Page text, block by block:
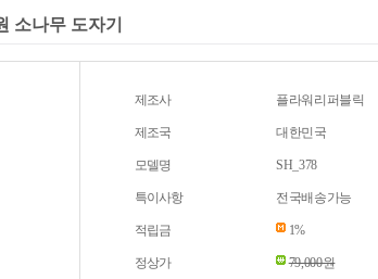
소나무 도자기
제조사 플라워리퍼블릭
제조국 대한민국
모델명 SH_378
특이사항 전국배송가능
적립금 1%
정상가 79,000원